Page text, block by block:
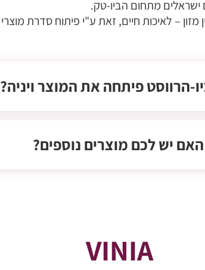
הרווסט פיתחה את המוצר ויניה?
האם יש לכם מוצרים נוספים?
VINIA